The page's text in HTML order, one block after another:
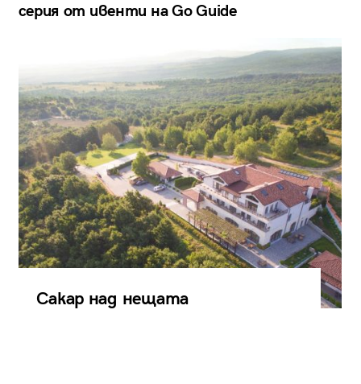
серия от ивенти на Go Guide
Сакар над нещата